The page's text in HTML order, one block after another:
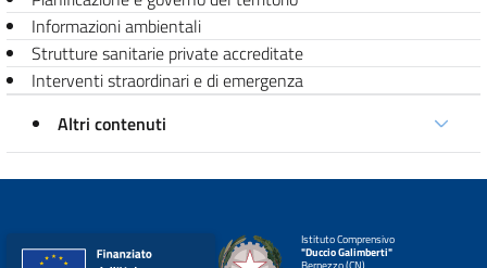
Informazioni ambientali
Strutture sanitarie private accreditate
Interventi straordinari e di emergenza
Altri contenuti
Istituto Comprensivo
"Duccio Galimberti"